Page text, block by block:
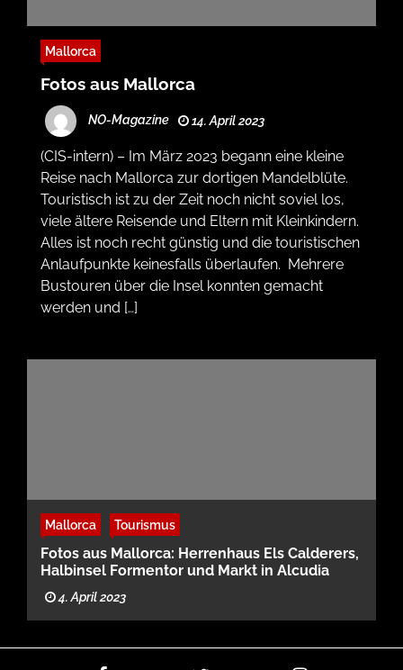
Mallorca
Fotos aus Mallorca
NO-Magazine 14. April 2023
(CIS-intern) – Im März 2023 begann eine kleine
Reise nach Mallorca zur dortigen Mandelblüte.
Touristisch ist zu der Zeit noch nicht soviel los,
viele ältere Reisende und Eltern mit Kleinkindern.
Alles ist noch recht günstig und die touristischen
Anlaufpunkte keinesfalls überlaufen. Mehrere
Bustouren über die Insel konnten gemacht
werden und […]
Mallorca Tourismus
Fotos aus Mallorca: Herrenhaus Els Calderers,
Halbinsel Formentor und Markt in Alcudia
4. April 2023